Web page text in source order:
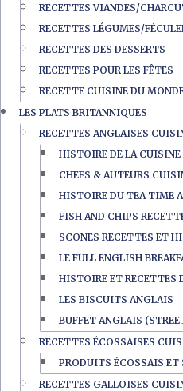
RECETTES VIANDES/
RECETTES LÉGUMES/
RECETTES DES DESSERTS
RECETTES POUR LES FÊTES
RECETTE CUISINE DU
LES PLATS BRITANNIQUES
RECETTES ANGLAISES
HISTOIRE DE LA CUISINE
CHEFS & AUTEURS
HISTOIRE DU TEA TIME
FISH AND CHIPS
SCONES RECETTES ET
LE FULL ENGLISH
HISTOIRE ET RECETTES
LES BISCUITS ANGLAIS
BUFFET ANGLAIS
RECETTES ÉCOSSAISES
PRODUITS ÉCOSSAIS ET
RECETTES GALLOISES